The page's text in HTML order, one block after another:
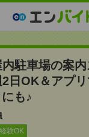
駐車場の案
日OK＆アプ
も♪
験OK